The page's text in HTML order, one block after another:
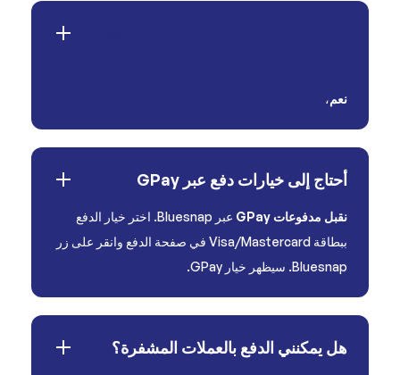
نعم،
أحتاج إلى خيارات دفع عبر GPay
نقبل مدفوعات GPay
عبر Bluesnap. اختر خيار الدفع
ببطاقة Visa/Mastercard في صفحة الدفع وانقر على زر
Bluesnap. سيظهر خيار GPay.
هل يمكنني الدفع بالعملات المشفرة؟